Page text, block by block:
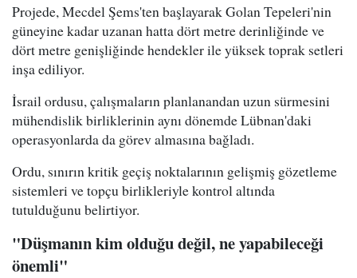
Projede, Mecdel Şems'ten başlayarak Golan Tepeleri'nin
güneyine kadar uzanan hatta dört metre derinliğinde ve
dört metre genişliğinde hendekler ile yüksek toprak setleri
inşa ediliyor.
İsrail ordusu, çalışmaların planlanandan uzun sürmesini
mühendislik birliklerinin aynı dönemde Lübnan'daki
operasyonlarda da görev almasına bağladı.
Ordu, sınırın kritik geçiş noktalarının gelişmiş gözetleme
sistemleri ve topçu birlikleriyle kontrol altında
tutulduğunu belirtiyor.
"Düşmanın kim olduğu değil, ne yapabileceği
önemli"